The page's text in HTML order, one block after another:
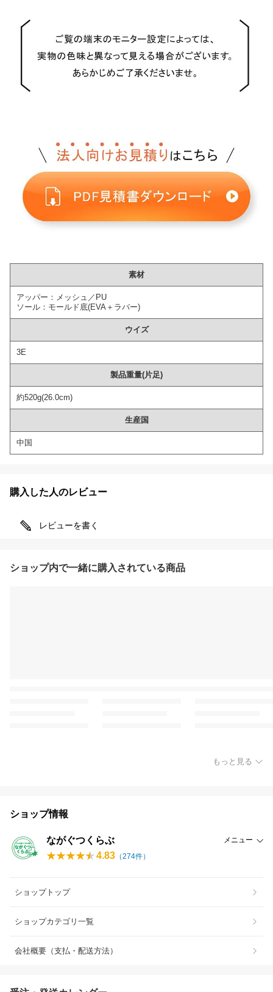
素材
アッパー：メッシュ／PU
ソール：モールド底(EVA＋ラバー)
ウイズ
3E
製品重量(片足)
約520g(26.0cm)
生産国
中国
購入した人のレビュー
レビューを書く
ショップ内で一緒に購入されている商品
もっと見る
ショップ情報
ながぐつくらぶ メニュー
4.83 （274件）
ショップトップ
ショップカテゴリ一覧
会社概要（支払・配送方法）